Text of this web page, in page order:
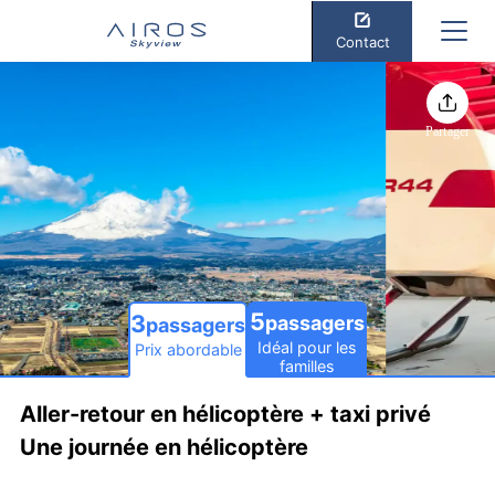
Contact
Partager
3passagers
Prix abordable
5passagers
Idéal pour les
familles
Aller-retour en hélicoptère + taxi privé
Une journée en hélicoptère